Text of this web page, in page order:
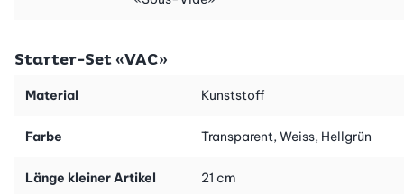
Starter-Set «VAC»
Material Kunststoff
Farbe Transparent, Weiss, Hellgrün
Länge kleiner Artikel 21 cm